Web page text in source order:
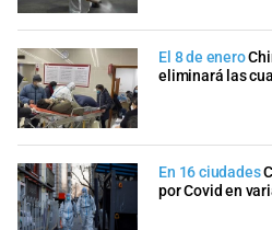
El 8 de enero
eliminará las
En 16 ciudades
por Covid en